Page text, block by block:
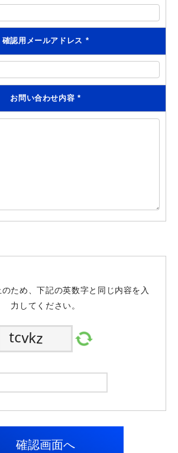
確認用メールアドレス *
お問い合わせ内容*
ため、下記の英数字と同じ内容を入
力してください。